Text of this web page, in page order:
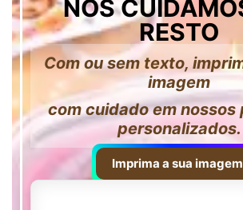
NÓS
RESTO
Com ou sem texto,
imagem
com cuidado em nossos
personalizados.
Imprima a sua